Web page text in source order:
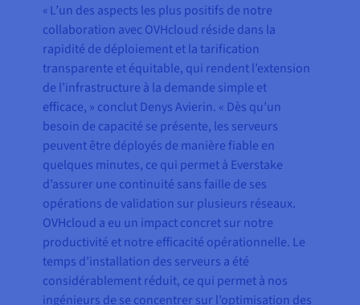
« L’un des aspects les plus positifs de notre
collaboration avec OVHcloud réside dans la
rapidité de déploiement et la tarification
transparente et équitable, qui rendent l’extension
de l’infrastructure à la demande simple et
efficace, » conclut Denys Avierin. « Dès qu’un
besoin de capacité se présente, les serveurs
peuvent être déployés de manière fiable en
quelques minutes, ce qui permet à Everstake
d’assurer une continuité sans faille de ses
opérations de validation sur plusieurs réseaux.
OVHcloud a eu un impact concret sur notre
productivité et notre efficacité opérationnelle. Le
temps d’installation des serveurs a été
considérablement réduit, ce qui permet à nos
ingénieurs de se concentrer sur l’optimisation des